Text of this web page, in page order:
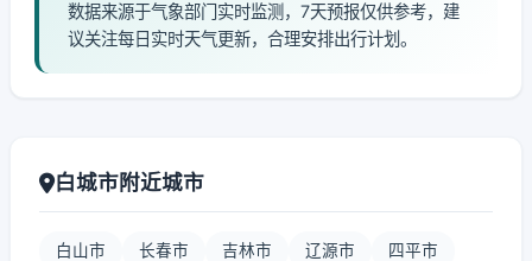
数据来源于气象部门实时监测，7天预报仅供参考，建
议关注每日实时天气更新，合理安排出行计划。
白城市附近城市
白山市 长春市 吉林市 辽源市 四平市